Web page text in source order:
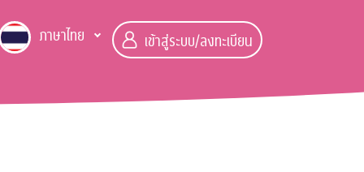
ภาษาไทย เข้าสู่ระบบ/ลงทะเบียน